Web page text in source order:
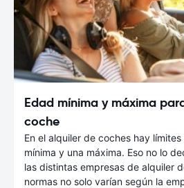
Edad mínima y máxima
coche
En el alquiler de coches hay
mínima y una máxima. Eso no lo
las distintas empresas de alquiler
normas no solo varían según la